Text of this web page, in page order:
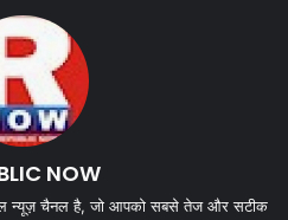
NOW
न्यूज़ चैनल है, जो आपको सबसे तेज और सटीक